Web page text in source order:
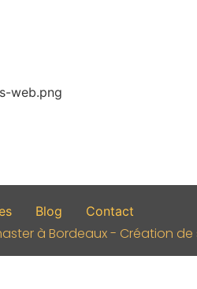
web.png
Blog Contact
à Bordeaux - Création